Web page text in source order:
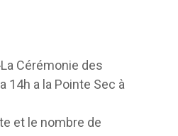
Cérémonie des
14h a la Pointe Sec à
et le nombre de